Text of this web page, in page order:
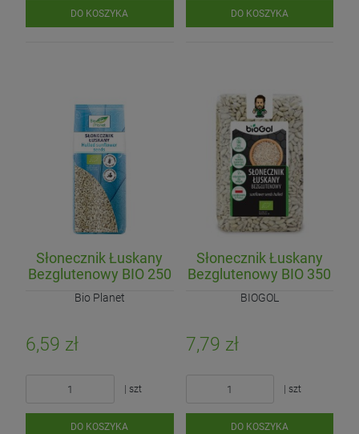
DO KOSZYKA DO KOSZYKA
Słonecznik Łuskany
Bezglutenowy BIO 250
g
Bio Planet
6,59 zł
| szt
DO KOSZYKA
Słonecznik Łuskany
Bezglutenowy BIO 350
g
BIOGOL
7,79 zł
| szt
DO KOSZYKA